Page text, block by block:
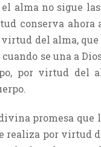
alma no sigue
conserva ahora
del alma,
se una a
por virtud del
promesa que
realiza por virtud